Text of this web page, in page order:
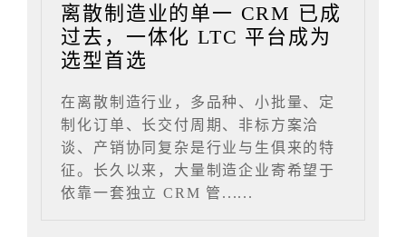
离散制造业的单一 CRM 已成
过去，一体化 LTC 平台成为
选型首选
在离散制造行业，多品种、小批量、定
制化订单、长交付周期、非标方案洽
谈、产销协同复杂是行业与生俱来的特
征。长久以来，大量制造企业寄希望于
依靠一套独立 CRM 管......